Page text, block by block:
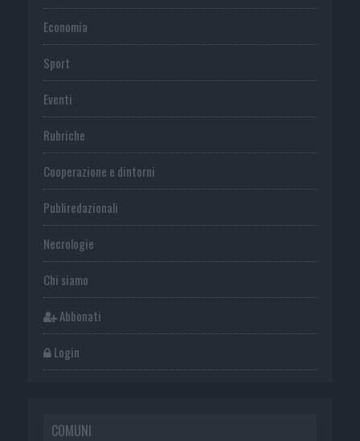
Economia
Sport
Eventi
Rubriche
Cooperazione e dintorni
Publiredazionali
Necrologie
Chi siamo
Abbonati
Login
COMUNI